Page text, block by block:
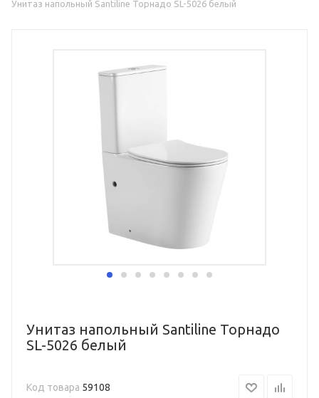
Унитаз напольный Santiline Торнадо SL-5026 белый
Унитаз напольный Santiline Торнадо
SL-5026 белый
Код товара 59108